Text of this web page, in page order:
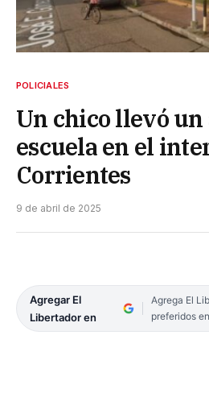
POLICIALES
Un chico llevó un
escuela en el
Corrientes
9 de abril de 2025
Agregar El
Libertador en
Agrega El
preferidos